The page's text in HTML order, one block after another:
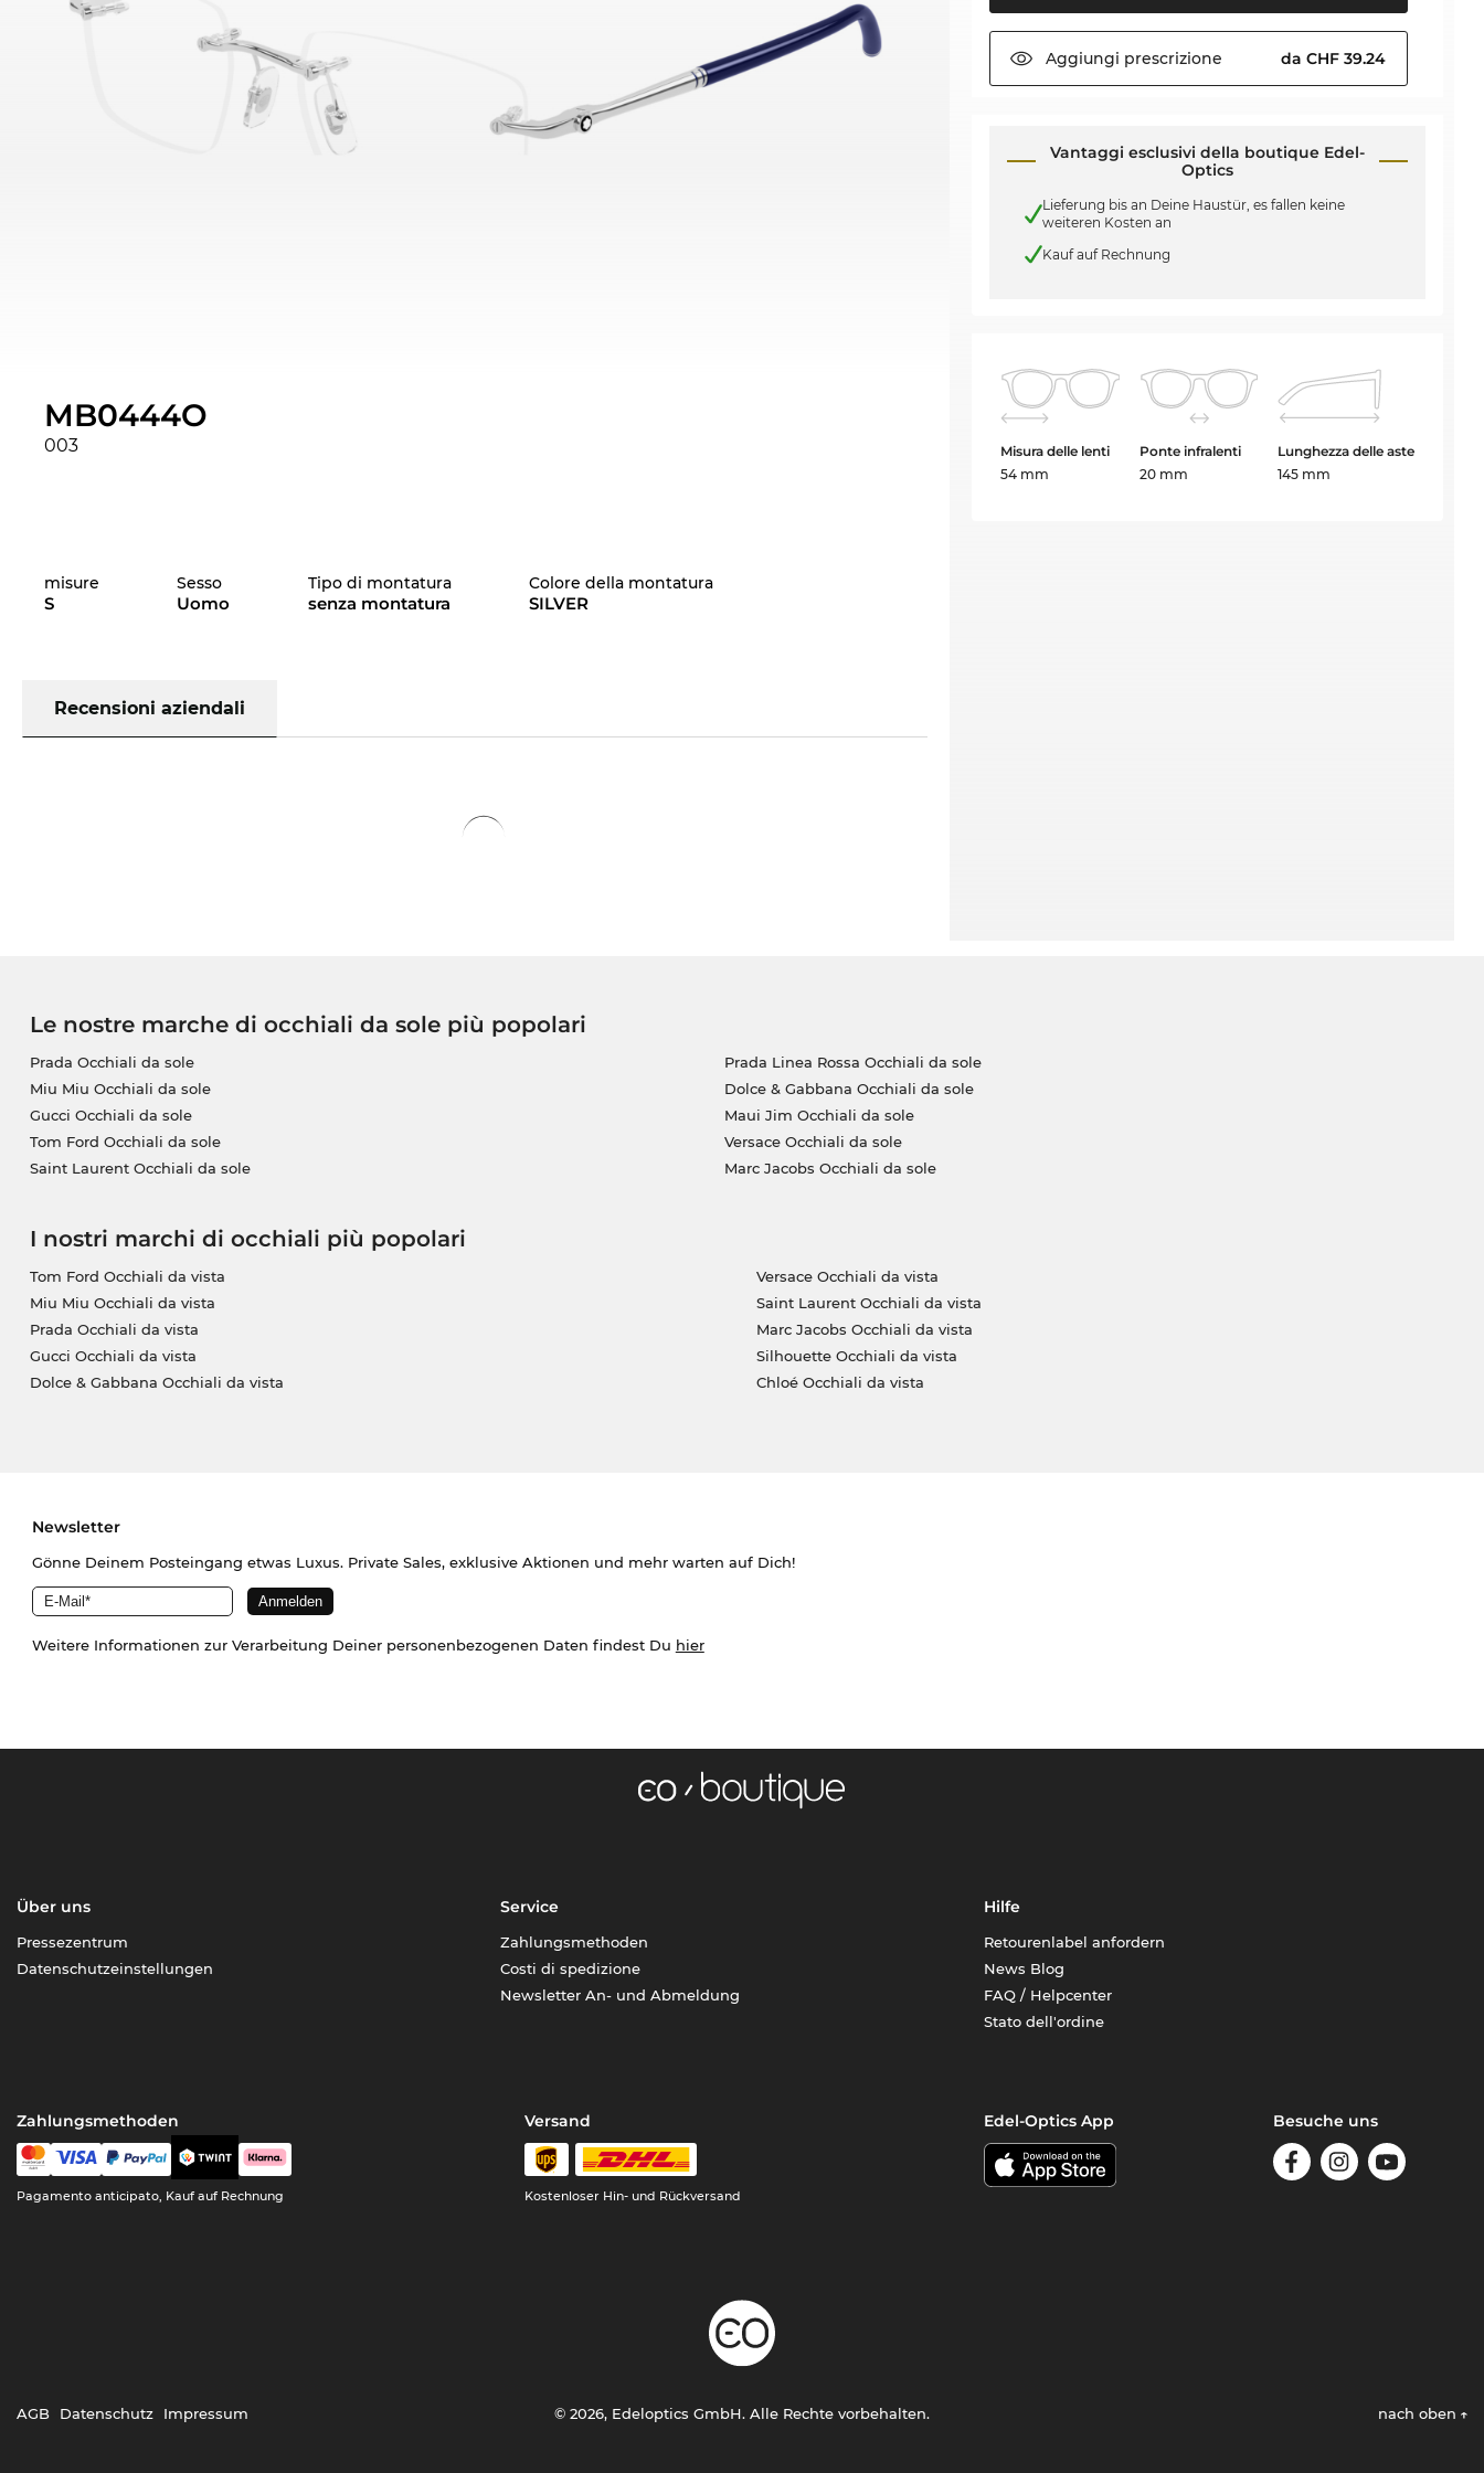
MB0444O
003
misure
S
Sesso
Uomo
Tipo di montatura
senza montatura
Colore della montatura
SILVER
Recensioni aziendali
Aggiungi prescrizione da CHF 39.24
Vantaggi esclusivi della boutique Edel-
Optics
Lieferung bis an Deine Haustür, es fallen keine
weiteren Kosten an
Kauf auf Rechnung
Misura delle lenti
54 mm
Ponte infralenti
20 mm
Lunghezza delle aste
145 mm
Le nostre marche di occhiali da sole più popolari
Prada Occhiali da sole
Miu Miu Occhiali da sole
Gucci Occhiali da sole
Tom Ford Occhiali da sole
Saint Laurent Occhiali da sole
Prada Linea Rossa Occhiali da sole
Dolce & Gabbana Occhiali da sole
Maui Jim Occhiali da sole
Versace Occhiali da sole
Marc Jacobs Occhiali da sole
I nostri marchi di occhiali più popolari
Tom Ford Occhiali da vista
Miu Miu Occhiali da vista
Prada Occhiali da vista
Gucci Occhiali da vista
Dolce & Gabbana Occhiali da vista
Versace Occhiali da vista
Saint Laurent Occhiali da vista
Marc Jacobs Occhiali da vista
Silhouette Occhiali da vista
Chloé Occhiali da vista
Newsletter
Gönne Deinem Posteingang etwas Luxus. Private Sales, exklusive Aktionen und mehr warten auf Dich!
Weitere Informationen zur Verarbeitung Deiner personenbezogenen Daten findest Du hier
Über uns
Pressezentrum
Datenschutzeinstellungen
Service
Zahlungsmethoden
Costi di spedizione
Newsletter An- und Abmeldung
Hilfe
Retourenlabel anfordern
News Blog
FAQ / Helpcenter
Stato dell'ordine
Zahlungsmethoden
Pagamento anticipato, Kauf auf Rechnung
Versand
Kostenloser Hin- und Rückversand
Edel-Optics App Besuche uns
AGB Datenschutz Impressum © 2026, Edeloptics GmbH. Alle Rechte vorbehalten. nach oben